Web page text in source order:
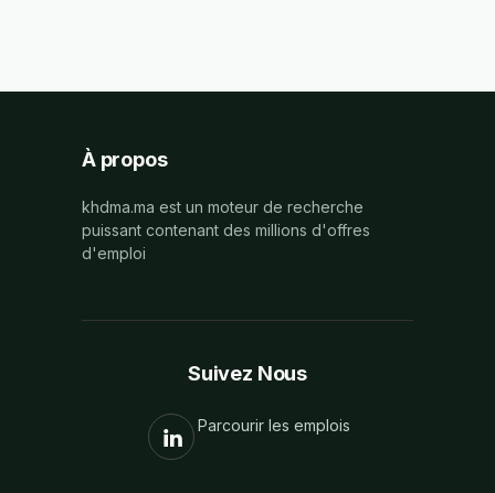
À propos
khdma.ma est un moteur de recherche
puissant contenant des millions d'offres
d'emploi
Suivez Nous
Parcourir les emplois